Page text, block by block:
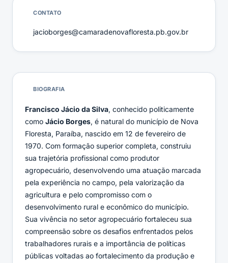
CONTATO
jacioborges@camaradenovafloresta.pb.gov.br
BIOGRAFIA
Francisco Jácio da Silva, conhecido politicamente
como Jácio Borges, é natural do município de Nova
Floresta, Paraíba, nascido em 12 de fevereiro de
1970. Com formação superior completa, construiu
sua trajetória profissional como produtor
agropecuário, desenvolvendo uma atuação marcada
pela experiência no campo, pela valorização da
agricultura e pelo compromisso com o
desenvolvimento rural e econômico do município.
Sua vivência no setor agropecuário fortaleceu sua
compreensão sobre os desafios enfrentados pelos
trabalhadores rurais e a importância de políticas
públicas voltadas ao fortalecimento da produção e